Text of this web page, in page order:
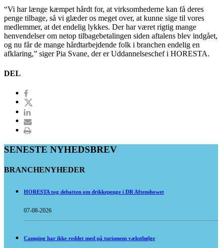
“Vi har længe kæmpet hårdt for, at virksomhederne kan få deres
penge tilbage, så vi glæder os meget over, at kunne sige til vores
medlemmer, at det endelig lykkes. Der har været rigtig mange
henvendelser om netop tilbagebetalingen siden aftalens blev indgået,
og nu får de mange hårdtarbejdende folk i branchen endelig en
afklaring,” siger Pia Svane, der er Uddannelseschef i HORESTA.
DEL
SENESTE NYHEDSBREV
BRANCHENYHEDER
HORESTA tog debatten om drikkepenge i DR Aftenshowet
07-08-2026
Camping har ikke reddet med på turismens vækstbølge